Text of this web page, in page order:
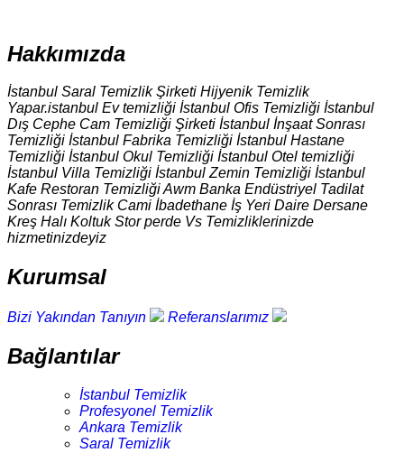
Hakkımızda
İstanbul Saral Temizlik Şirketi Hijyenik Temizlik
Yapar.istanbul Ev temizliği İstanbul Ofis Temizliği İstanbul
Dış Cephe Cam Temizliği Şirketi İstanbul İnşaat Sonrası
Temizliği İstanbul Fabrika Temizliği İstanbul Hastane
Temizliği İstanbul Okul Temizliği İstanbul Otel temizliği
İstanbul Villa Temizliği İstanbul Zemin Temizliği İstanbul
Kafe Restoran Temizliği Awm Banka Endüstriyel Tadilat
Sonrası Temizlik Cami İbadethane İş Yeri Daire Dersane
Kreş Halı Koltuk Stor perde Vs Temizliklerinizde
hizmetinizdeyiz
Kurumsal
Bizi Yakından Tanıyın Referanslarımız
Bağlantılar
İstanbul Temizlik
Profesyonel Temizlik
Ankara Temizlik
Saral Temizlik